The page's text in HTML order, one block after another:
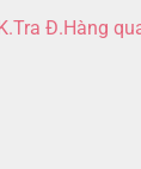
K.Tra Đ.Hàng